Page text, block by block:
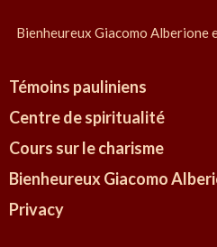
Bienheureux Giacomo
Témoins pauliniens
Centre de spiritualité
Cours sur le charisme
Bienheureux Giacomo
Privacy